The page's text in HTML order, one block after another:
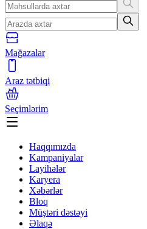
Mağazalar
Araz tətbiqi
Seçimlərim
Haqqımızda
Kampaniyalar
Layihələr
Karyera
Xəbərlər
Bloq
Müştəri dəstəyi
Əlaqə